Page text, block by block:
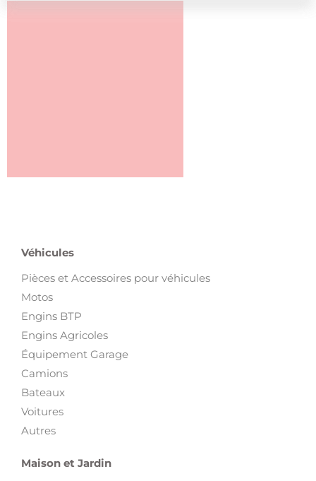
Véhicules
Pièces et Accessoires pour véhicules
Motos
Engins BTP
Engins Agricoles
Équipement Garage
Camions
Bateaux
Voitures
Autres
Maison et Jardin